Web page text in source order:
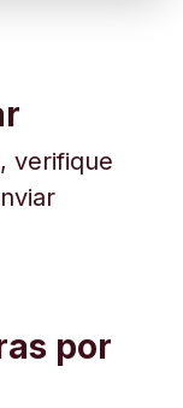
verifique
por